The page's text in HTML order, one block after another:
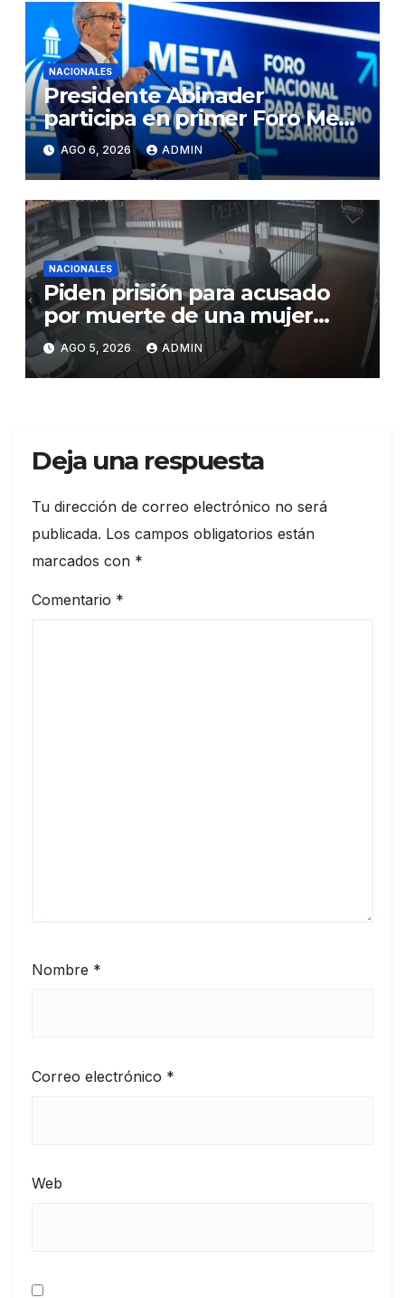
NACIONALES
Presidente Abinader
participa en primer Foro Meta
RD 2036 con miras a impulsar
el crecimiento económico,
fortalecer las instituciones y
elevar la productividad
AGO 6, 2026 ADMIN
NACIONALES
Piden prisión para acusado
por muerte de una mujer
durante intento de robo en
plaza comercial en Piantini
AGO 5, 2026 ADMIN
Deja una respuesta
Tu dirección de correo electrónico no será
publicada. Los campos obligatorios están
marcados con *
Comentario *
Nombre *
Correo electrónico *
Web